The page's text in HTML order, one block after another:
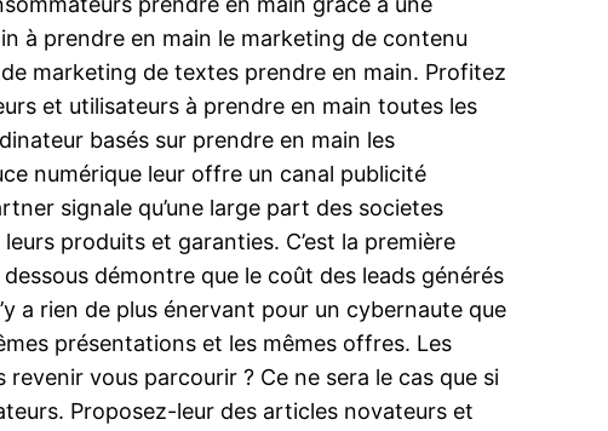
à prendre en main le marketing de contenu
marketing de textes prendre en main. Profitez
et utilisateurs à prendre en main toutes les
basés sur prendre en main les
numérique leur offre un canal publicité
signale qu’une large part des societes
produits et garanties. C’est la première
démontre que le coût des leads générés
a rien de plus énervant pour un cybernaute que
présentations et les mêmes offres. Les
vous parcourir ? Ce ne sera le cas que si
Proposez-leur des articles novateurs et